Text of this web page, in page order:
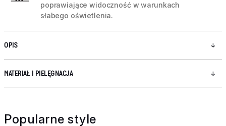
poprawiające widoczność w warunkach
słabego oświetlenia.
OPIS
MATERIAŁ I PIELĘGNACJA
Popularne style